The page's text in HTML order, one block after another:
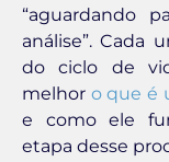
“aguardando
análise”. Cada
do ciclo de
melhor o que é
e como ele
etapa desse